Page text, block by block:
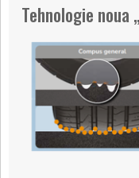
Tehnologie noua